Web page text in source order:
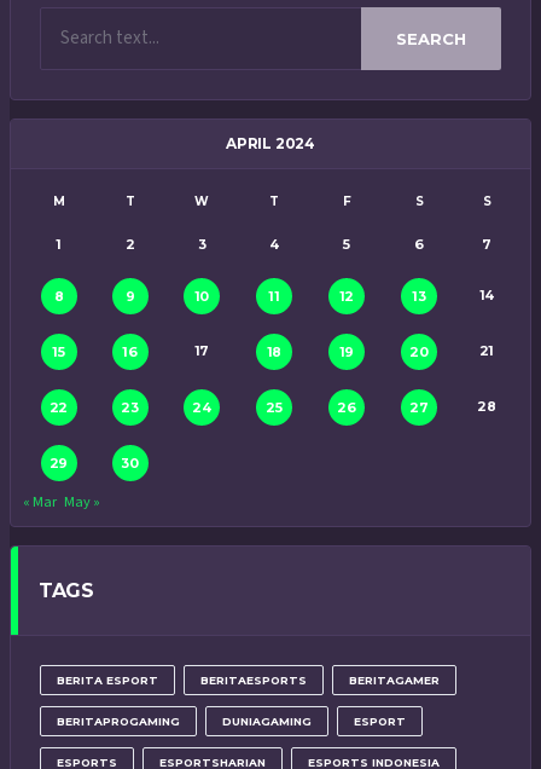
SEARCH
APRIL 2024
M T W T F S S
1 2 3 4 5 6 7
8 9 10 11 12 13 14
15 16 17 18 19 20 21
22 23 24 25 26 27 28
29 30
« Mar May »
TAGS
BERITA ESPORT BERITAESPORTS BERITAGAMER
BERITAPROGAMING DUNIAGAMING ESPORT
ESPORTS ESPORTSHARIAN ESPORTS INDONESIA